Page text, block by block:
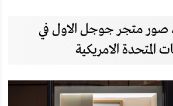
صور متجر جوجل الاول في
المتحدة الامريكية